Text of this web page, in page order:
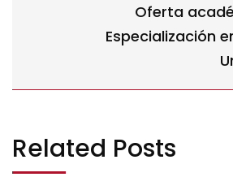
Oferta
Especialización
Related Posts